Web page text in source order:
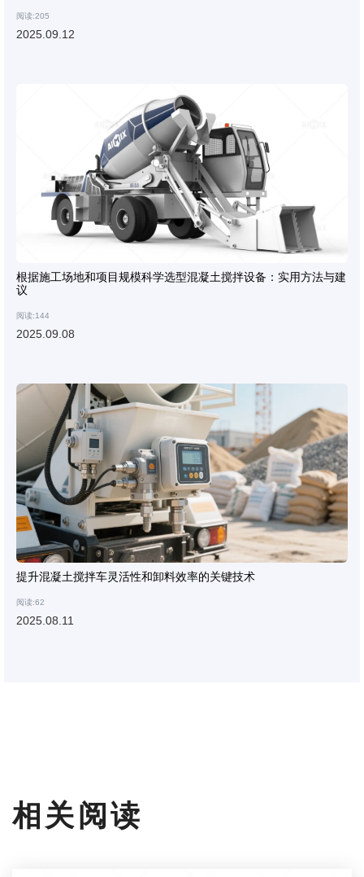
阅读:205
2025.09.12
根据施工场地和项目规模科学选型混凝土搅拌设备：实用方法与建
议
阅读:144
2025.09.08
提升混凝土搅拌车灵活性和卸料效率的关键技术
阅读:62
2025.08.11
相关阅读